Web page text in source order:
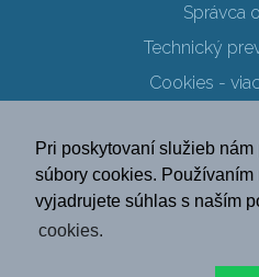
Pri poskytovaní služieb nám
súbory cookies.
vyjadrujete súhlas s naším
cookies.
Správca
Technický
Cookies -
Ochrana
SK EN